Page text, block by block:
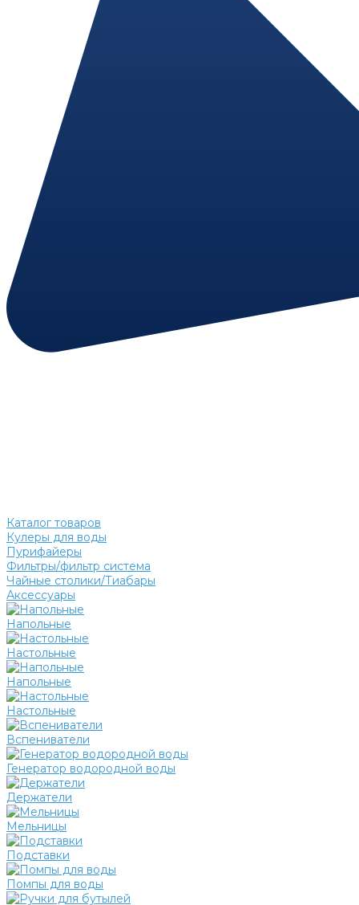
Каталог товаров
Кулеры для воды
Пурифайеры
Фильтры/фильтр система
Чайные столики/Тиабары
Аксессуары
Напольные
Настольные
Напольные
Настольные
Вспениватели
Генератор водородной воды
Держатели
Мельницы
Подставки
Помпы для воды